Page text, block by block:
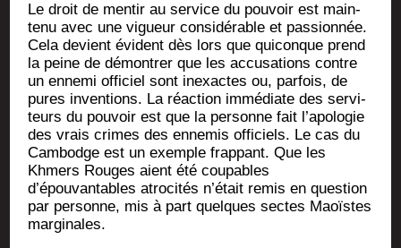
Le droit de men­tir au ser­vice du pou­voir est main­
te­nu avec une vigueur consi­dé­rable et pas­sion­née.
Cela devient évident dès lors que qui­conque prend
la peine de démon­trer que les accu­sa­tions contre
un enne­mi offi­ciel sont inexactes ou, par­fois, de
pures inven­tions. La réac­tion immé­diate des ser­vi­
teurs du pou­voir est que la per­sonne fait l’apologie
des vrais crimes des enne­mis offi­ciels. Le cas du
Cam­bodge est un exemple frap­pant. Que les
Khmers Rouges aient été cou­pables
d’épouvantables atro­ci­tés n’était remis en ques­tion
par per­sonne, mis à part quelques sectes Maoïstes
marginales.